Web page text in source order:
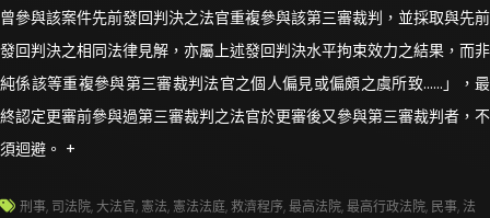
曾參與該案件先前發回判決之法官重複參與該第三審裁判，並採取與先前
發回判決之相同法律見解，亦屬上述發回判決水平拘束效力之結果，而非
純係該等重複參與第三審裁判法官之個人偏見或偏頗之虞所致……」，最
終認定更審前參與過第三審裁判之法官於更審後又參與第三審裁判者，不
須迴避。 +
刑事, 司法院,大法官, 憲法, 憲法法庭,救濟程序,最高法院,最高行政法院, 民事, 法